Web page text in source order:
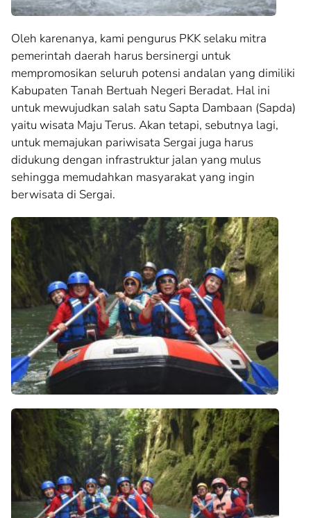
Oleh karenanya, kami pengurus PKK selaku mitra
pemerintah daerah harus bersinergi untuk
mempromosikan seluruh potensi andalan yang dimiliki
Kabupaten Tanah Bertuah Negeri Beradat. Hal ini
untuk mewujudkan salah satu Sapta Dambaan (Sapda)
yaitu wisata Maju Terus. Akan tetapi, sebutnya lagi,
untuk memajukan pariwisata Sergai juga harus
didukung dengan infrastruktur jalan yang mulus
sehingga memudahkan masyarakat yang ingin
berwisata di Sergai.